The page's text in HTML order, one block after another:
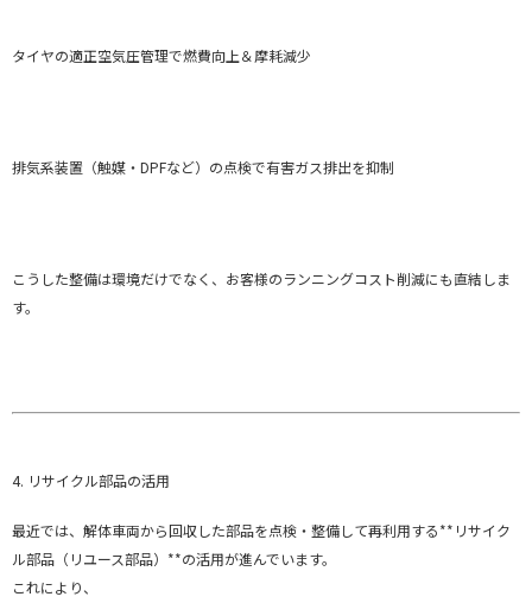
タイヤの適正空気圧管理で燃費向上＆摩耗減少
排気系装置（触媒・DPFなど）の点検で有害ガス排出を抑制
こうした整備は環境だけでなく、お客様のランニングコスト削減にも直結しま
す。
4. リサイクル部品の活用
最近では、解体車両から回収した部品を点検・整備して再利用する**リサイク
ル部品（リユース部品）**の活用が進んでいます。
これにより、